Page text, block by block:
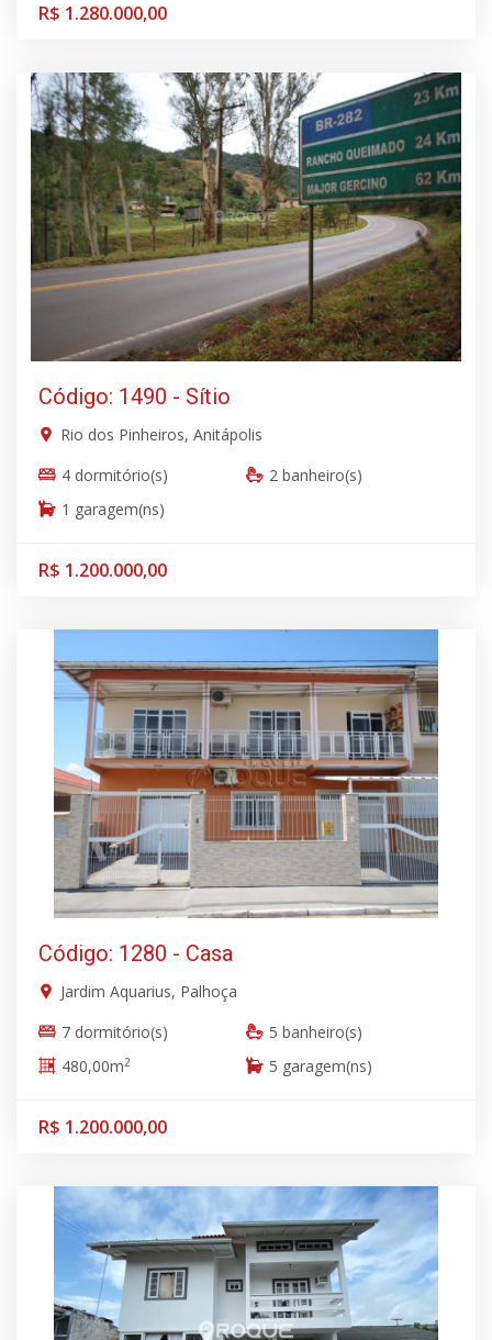
R$ 1.280.000,00
Código: 1490 - Sítio
Rio dos Pinheiros, Anitápolis
4 dormitório(s)
2 banheiro(s)
1 garagem(ns)
R$ 1.200.000,00
Código: 1280 - Casa
Jardim Aquarius, Palhoça
7 dormitório(s)
5 banheiro(s)
480,00m2 5 garagem(ns)
R$ 1.200.000,00